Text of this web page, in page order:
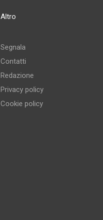
Altro
Segnala
Contatti
Redazione
Privacy policy
Cookie policy